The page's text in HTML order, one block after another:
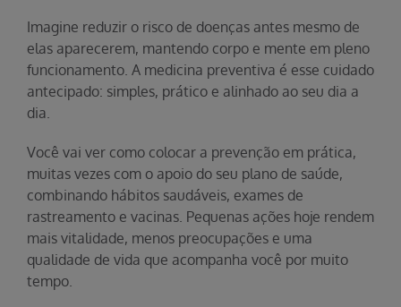
Imagine reduzir o risco de doenças antes mesmo de
elas aparecerem, mantendo corpo e mente em pleno
funcionamento. A medicina preventiva é esse cuidado
antecipado: simples, prático e alinhado ao seu dia a
dia.
Você vai ver como colocar a prevenção em prática,
muitas vezes com o apoio do seu plano de saúde,
combinando hábitos saudáveis, exames de
rastreamento e vacinas. Pequenas ações hoje rendem
mais vitalidade, menos preocupações e uma
qualidade de vida que acompanha você por muito
tempo.